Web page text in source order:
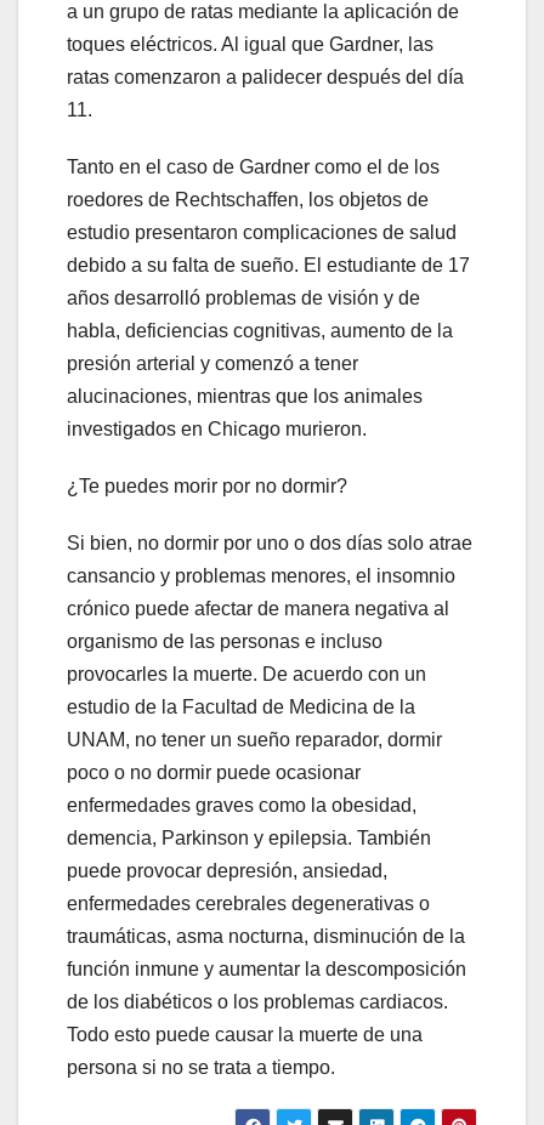
a un grupo de ratas mediante la aplicación de
toques eléctricos. Al igual que Gardner, las
ratas comenzaron a palidecer después del día
11.
Tanto en el caso de Gardner como el de los
roedores de Rechtschaffen, los objetos de
estudio presentaron complicaciones de salud
debido a su falta de sueño. El estudiante de 17
años desarrolló problemas de visión y de
habla, deficiencias cognitivas, aumento de la
presión arterial y comenzó a tener
alucinaciones, mientras que los animales
investigados en Chicago murieron.
¿Te puedes morir por no dormir?
Si bien, no dormir por uno o dos días solo atrae
cansancio y problemas menores, el insomnio
crónico puede afectar de manera negativa al
organismo de las personas e incluso
provocarles la muerte. De acuerdo con un
estudio de la Facultad de Medicina de la
UNAM, no tener un sueño reparador, dormir
poco o no dormir puede ocasionar
enfermedades graves como la obesidad,
demencia, Parkinson y epilepsia. También
puede provocar depresión, ansiedad,
enfermedades cerebrales degenerativas o
traumáticas, asma nocturna, disminución de la
función inmune y aumentar la descomposición
de los diabéticos o los problemas cardiacos.
Todo esto puede causar la muerte de una
persona si no se trata a tiempo.